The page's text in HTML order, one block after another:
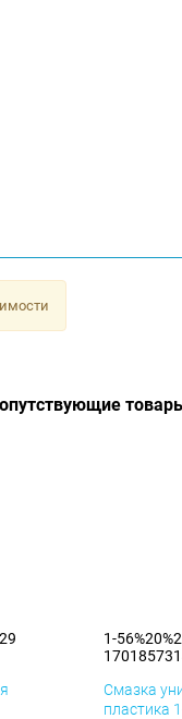
1-
Смазка
пластика